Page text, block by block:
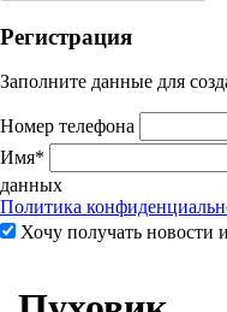
Регистрация
Заполните данные для
Номер телефона
Имя*
данных
Политика
Хочу получать новости